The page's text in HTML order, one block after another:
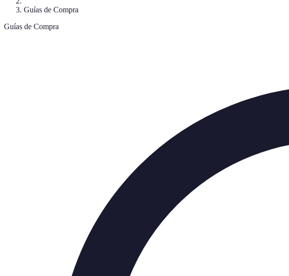
Guías de Compra
Guías de Compra